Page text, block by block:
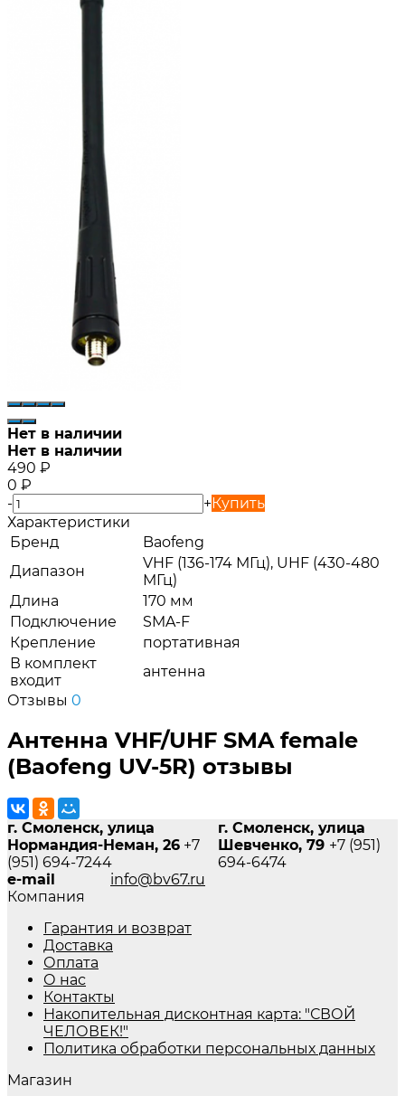
Нет в наличии
Нет в наличии
490 ₽
0 ₽
-
+Купить
Характеристики
Бренд
Baofeng
Диапазон
VHF (136-174 МГц), UHF (430-480
МГц)
Длина
170 мм
Подключение
SMA-F
Крепление
портативная
В комплект
входит
антенна
Отзывы 0
Антенна VHF/UHF SMA female
(Baofeng UV-5R) отзывы
г. Смоленск, улица
Нормандия-Неман, 26 +7
(951) 694-7244
г. Смоленск, улица
Шевченко, 79 +7 (951)
694-6474
e-mail
info@bv67.ru
Компания
Гарантия и возврат
Доставка
Оплата
О нас
Контакты
Накопительная дисконтная карта: "СВОЙ
ЧЕЛОВЕК!"
Политика обработки персональных данных
Магазин